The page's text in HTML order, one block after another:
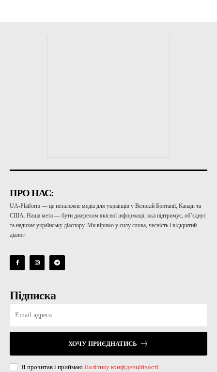
ПРО НАС:
UA-Platform — це незалежне медіа для українців у Великій Британії, Канаді та
США. Наша мета — бути джерелом якісної інформації, яка підтримує, об’єднує
та надихає українську діаспору. Ми віримо у силу слова, чесність і відкритий
діалог.
Підписка
ХОЧУ ПРИЄДНАТИСЬ
Я прочитав і приймаю Політику конфіденційності